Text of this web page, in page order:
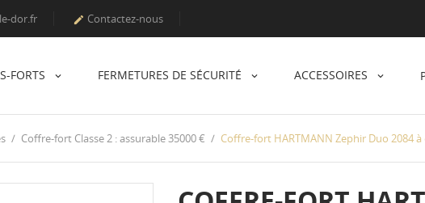
dor.fr  Contactez-nous
FORTS FERMETURES DE SÉCURITÉ ACCESSOIRES
Coffre-fort Classe 2 : assurable 35000 € Coffre-fort HARTMANN Zephir Duo 2084 à